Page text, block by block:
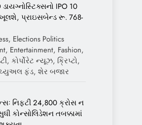
ડાયગ્નોસ્ટિક્સનો IPO 10
પ્રાઇસબેન્ડ રૂ. 768-
Elections Politics
Entertainment, Fashion,
કોર્પોરેટ ન્યૂઝ, ક્રિપ્ટો,
ફંડ, શેર બજાર
નિફ્ટી 24,800 ક્રોસ ન
કોન્સોલિડેશન તબક્કામાં